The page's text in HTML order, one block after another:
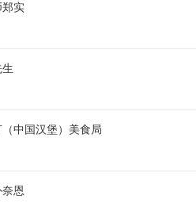
郑实
中国汉堡）美食局
恩